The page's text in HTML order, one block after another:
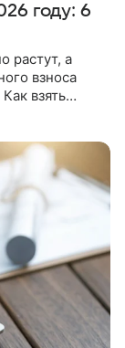
году: 6
растут, а
взноса
взять